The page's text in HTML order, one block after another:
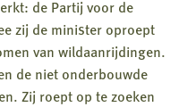
de Partij voor de
zij de minister oproept
van wildaanrijdingen.
de niet onderbouwde
Zij roept op te zoeken